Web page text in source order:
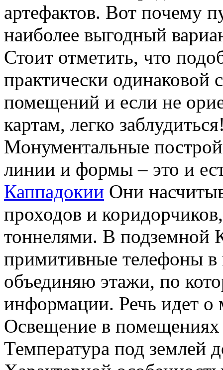
артефактов. Вот почему
наиболее выгодный
Стоит отметить, что
практически одинаковой
помещений и если не
картам, легко
Монументальные
линии и формы – это и
Каппадокии Они
проходов и
тоннелями. В подземной
примитивные телефоны
объединяю этажи, по
информации. Речь идет о
Освещение в
Температура под землей